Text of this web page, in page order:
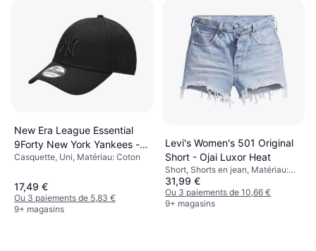
New Era League Essential
9Forty New York Yankees -
Black
Casquette, Uni, Matériau: Coton
17,49 €
Ou 3 paiements de 5,83 €
9+ magasins
Levi's Women's 501 Original
Short - Ojai Luxor Heat
Short, Shorts en jean, Matériau:
Denim, Coton, Poches
31,99 €
Ou 3 paiements de 10,66 €
9+ magasins